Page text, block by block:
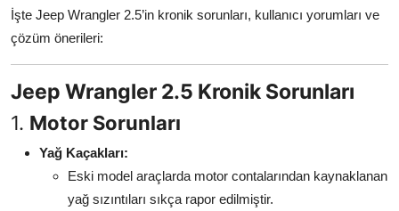
Aydınlatma & Görüş
Şanzıman & Aktarma
Dizel Sistemler
Multimedya & Elektronik
İşte Jeep Wrangler 2.5’in kronik sorunları, kullanıcı yorumları ve
çözüm önerileri:
Jeep Wrangler 2.5 Kronik Sorunları
1. Motor Sorunları
Yağ Kaçakları:
Eski model araçlarda motor contalarından kaynaklanan
yağ sızıntıları sıkça rapor edilmiştir.